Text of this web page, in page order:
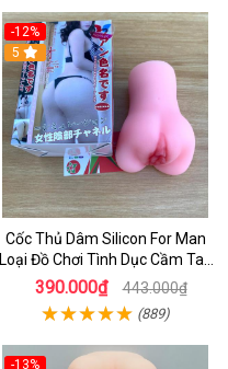
-12%
5
Cốc Thủ Dâm Silicon For Man
Loại Đồ Chơi Tình Dục Cầm Tay
Cho Nam 420g
390.000₫ 443.000₫
(889)
-13%